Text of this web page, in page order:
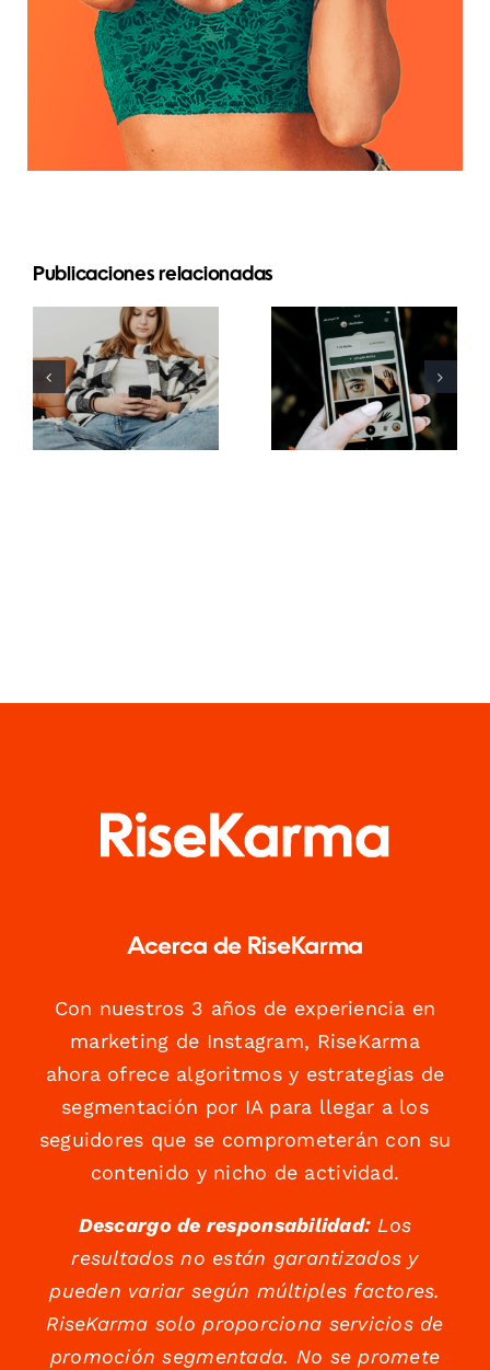
Publicaciones relacionadas
Estrategias
innovadoras
para
aumentar la
visibilidad
de grupos
de
Mejores
prácticas
para usar
filtros de
realidad
aumentada
Acerca de RiseKarma
Con nuestros 3 años de experiencia en
marketing de Instagram, RiseKarma
ahora ofrece algoritmos y estrategias de
segmentación por IA para llegar a los
seguidores que se comprometerán con su
contenido y nicho de actividad.
Descargo de responsabilidad:Los
resultados no están garantizados y
pueden variar según múltiples factores.
RiseKarma solo proporciona servicios de
promoción segmentada. No se promete